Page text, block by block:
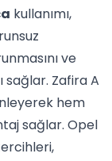
kullanımı,
ve
sağlar. Zafira A
hem
sağlar. Opel